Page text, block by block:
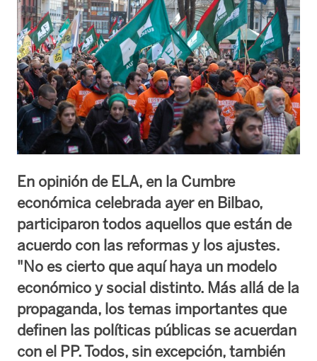
En opinión de ELA, en la Cumbre
económica celebrada ayer en Bilbao,
participaron todos aquellos que están de
acuerdo con las reformas y los ajustes.
"No es cierto que aquí haya un modelo
económico y social distinto. Más allá de la
propaganda, los temas importantes que
definen las políticas públicas se acuerdan
con el PP. Todos, sin excepción, también